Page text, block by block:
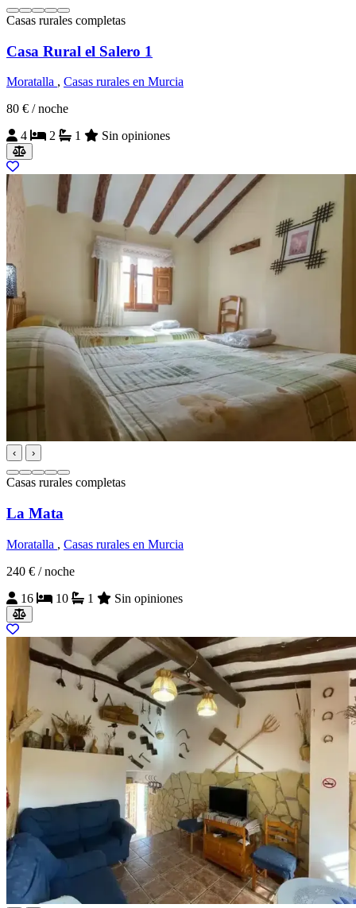
Casas rurales completas
Casa Rural el Salero 1
Moratalla , Casas rurales en Murcia
80 € / noche
4
2 1 Sin opiniones
‹ ›
Casas rurales completas
La Mata
Moratalla , Casas rurales en Murcia
240 € / noche
16
10 1 Sin opiniones